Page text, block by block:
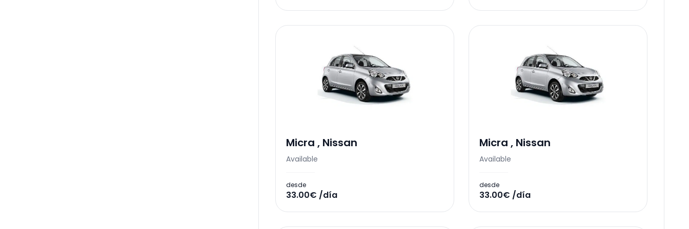
Micra , Nissan
Available
desde
33.00€ /día
Micra , Nissan
Available
desde
33.00€ /día